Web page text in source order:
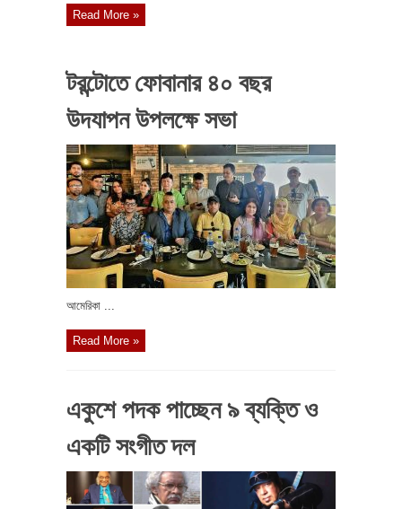
Read More »
টরন্টোতে ফোবানার ৪০ বছর
উদযাপন উপলক্ষে সভা
আমেরিকা ...
Read More »
একুশে পদক পাচ্ছেন ৯ ব্যক্তি ও
একটি সংগীত দল